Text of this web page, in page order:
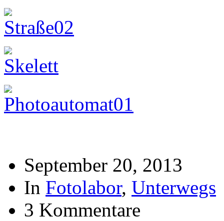
September 20, 2013
In Fotolabor, Unterwegs
3 Kommentare